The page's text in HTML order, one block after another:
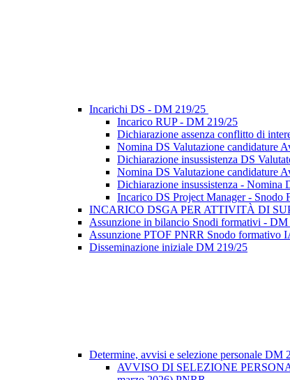
Incarichi DS - DM 219/25
Incarico RUP - DM 219/25
Dichiarazione assenza conflitto di
Nomina DS Valutazione candidature
Dichiarazione insussistenza DS
Nomina DS Valutazione candidature
Dichiarazione insussistenza - Nomina
Incarico DS Project Manager - Snodo
INCARICO DSGA PER ATTIVITÀ DI
Assunzione in bilancio Snodi formativi - DM
Assunzione PTOF PNRR Snodo formativo
Disseminazione iniziale DM 219/25
Determine, avvisi e selezione personale DM
AVVISO DI SELEZIONE